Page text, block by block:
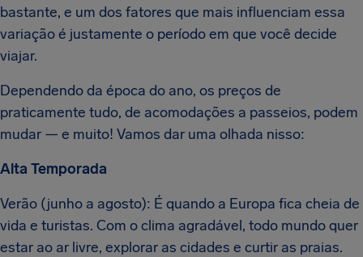
bastante, e um dos fatores que mais influenciam essa
variação é justamente o período em que você decide
viajar.
Dependendo da época do ano, os preços de
praticamente tudo, de acomodações a passeios, podem
mudar — e muito! Vamos dar uma olhada nisso:
Alta Temporada
Verão (junho a agosto): É quando a Europa fica cheia de
vida e turistas. Com o clima agradável, todo mundo quer
estar ao ar livre, explorar as cidades e curtir as praias.